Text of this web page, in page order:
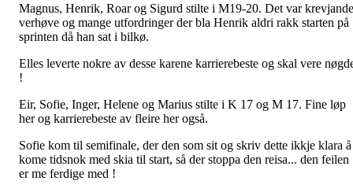
Magnus, Henrik, Roar og Sigurd stilte i M19-20. Det var krevjande
verhøve og mange utfordringer der bla Henrik aldri rakk starten på
sprinten då han sat i bilkø.
Elles leverte nokre av desse karene karrierebeste og skal vere
!
Eir, Sofie, Inger, Helene og Marius stilte i K 17 og M 17. Fine løp
her og karrierebeste av fleire her også.
Sofie kom til semifinale, der den som sit og skriv dette ikkje klara å
kome tidsnok med skia til start, så der stoppa den reisa... den feilen
er me ferdige med !